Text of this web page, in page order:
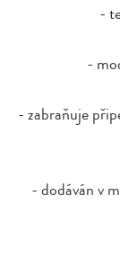
-
-
- zabraňuje
- dodáván v